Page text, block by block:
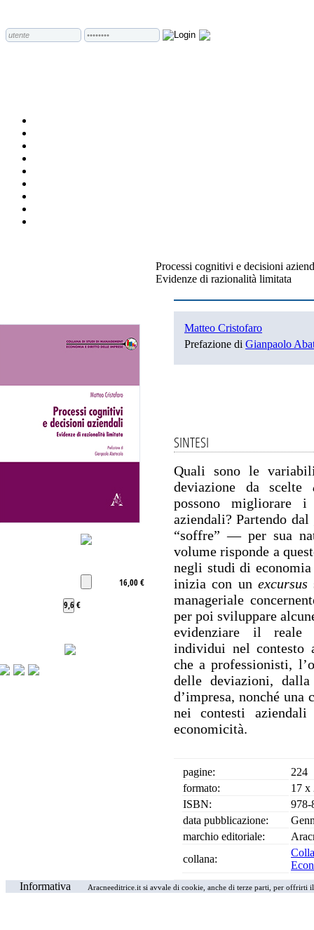
Processi cognitivi e decisioni
Evidenze di razionalità limitata
16,00 €
9,6 €
Matteo Cristofaro
Prefazione di Gianpaolo
SINTESI
Quali sono le
deviazione da scelte
possono migliorare
aziendali? Partendo dal
“soffre” — per sua
volume risponde a
negli studi di
inizia con un excursus
manageriale
per poi sviluppare
evidenziare il reale
individui nel contesto
che a professionisti,
delle deviazioni,
d’impresa, nonché
nei contesti
economicità.
pagine:
224
formato:
17 x
ISBN:
978-
data pubblicazione:
marchio editoriale:
collana:
Informativa
Aracneeditrice.it si avvale di cookie, anche di terze parti, per